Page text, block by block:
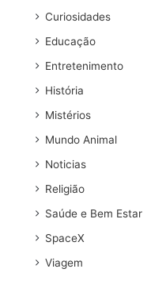
Curiosidades
Educação
Entretenimento
História
Mistérios
Mundo Animal
Noticias
Religião
Saúde e Bem Estar
SpaceX
Viagem